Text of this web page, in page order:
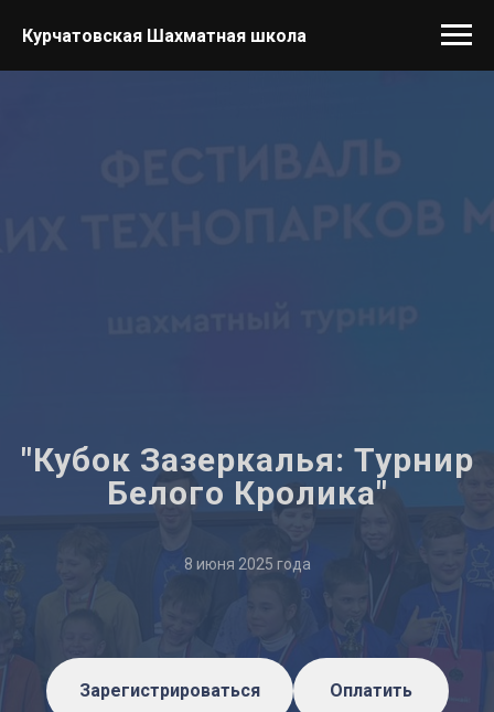
Курчатовская Шахматная школа
"Кубок Зазеркалья: Турнир
Белого Кролика"
8 июня 2025 года
Зарегистрироваться Оплатить